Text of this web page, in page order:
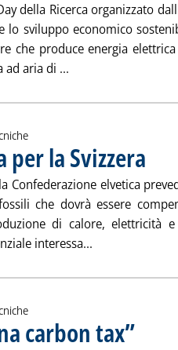
della Ricerca organizzato
lo sviluppo economico
che produce energia
aria di ...
per la Svizzera
Confederazione elvetica
che dovrà essere
di calore, elettricità
interessa...
carbon tax”.